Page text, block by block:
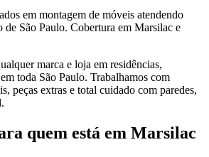
em montagem de móveis atendendo
de São Paulo. Cobertura em Marsilac e
marca e loja em residências,
toda São Paulo. Trabalhamos com
peças extras e total cuidado com paredes,
quem está em Marsilac